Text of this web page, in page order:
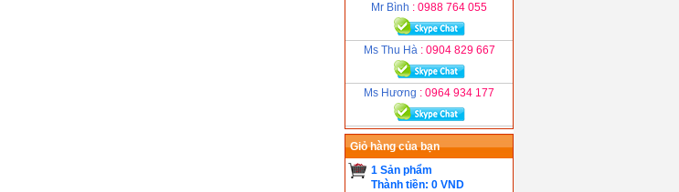
Mr Bình : 0988 764 055
Ms Thu Hà : 0904 829 667
Ms Hương : 0964 934 177
Giỏ hàng của bạn
1 Sản phẩm
Thành tiền: 0 VND